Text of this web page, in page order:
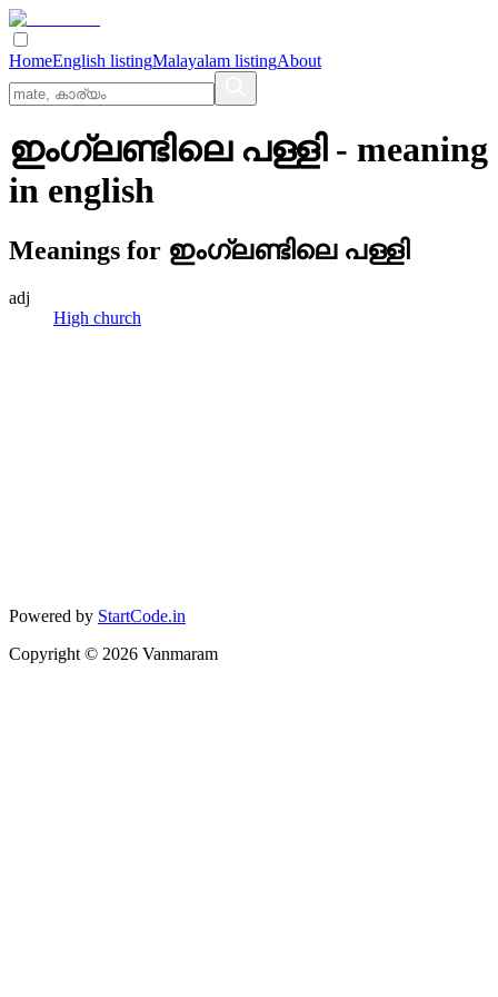
HomeEnglish listingMalayalam listingAbout
ഇംഗ്ലണ്ടിലെ പള്ളി- meaning
in english
Meanings for ഇംഗ്ലണ്ടിലെ പള്ളി
adj
High church
Powered by StartCode.in
Copyright © 2026 Vanmaram